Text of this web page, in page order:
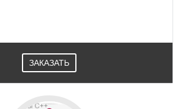
ЗАКАЗАТЬ